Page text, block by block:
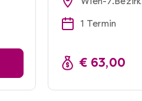
1 Termin
€ 63,00